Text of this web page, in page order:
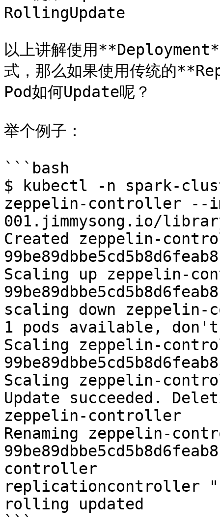
RollingUpdate
以上讲解使用
式，那么如果使用传统的
Pod如何Update呢？
举个例子：
```bash
$ kubectl -n spark-
zeppelin-controller --
001.jimmysong.io/
Created zeppelin-
Scaling up zeppelin-
scaling down
1 pods available, don't
Scaling zeppelin-
Scaling zeppelin-
Update succeeded.
zeppelin-controller
Renaming zeppelin-
controller
replicationcontroller
rolling updated
```